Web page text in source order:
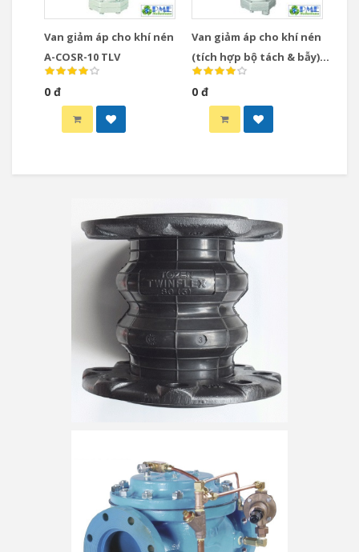
Van giảm áp cho khí nén
A-COSR-10 TLV
0 đ
Van giảm áp cho khí nén
(tích hợp bộ tách & bẫy)
ACOS-10 TLV
0 đ